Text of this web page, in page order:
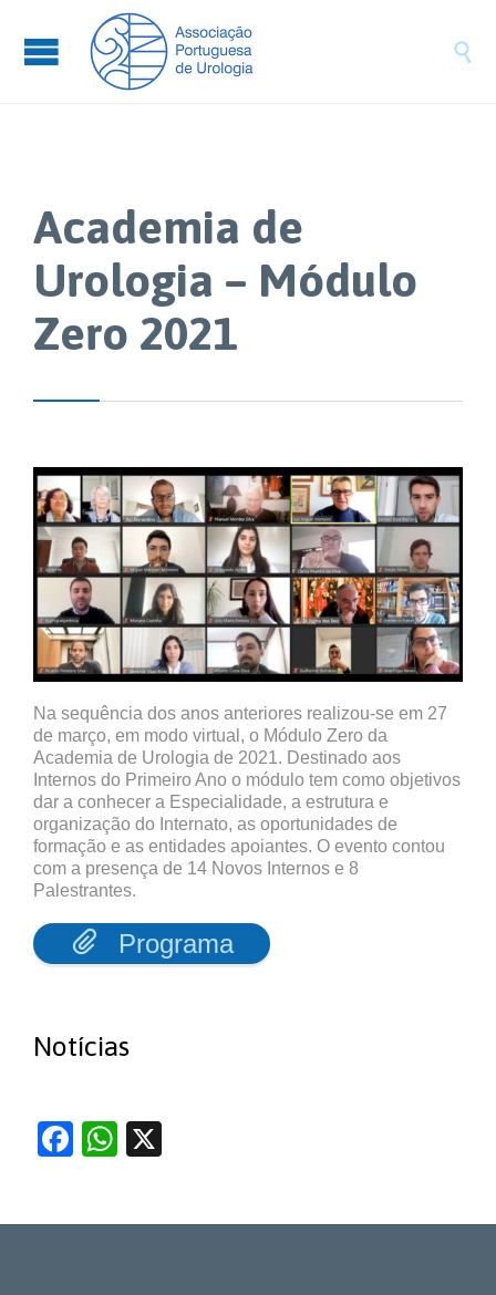

Academia de
Urologia – Módulo
Zero 2021
Na sequência dos anos anteriores realizou-se em 27
de março, em modo virtual, o Módulo Zero da
Academia de Urologia de 2021. Destinado aos
Internos do Primeiro Ano o módulo tem como objetivos
dar a conhecer a Especialidade, a estrutura e
organização do Internato, as oportunidades de
formação e as entidades apoiantes. O evento contou
com a presença de 14 Novos Internos e 8
Palestrantes.
 Programa
Notícias
Facebook
WhatsApp